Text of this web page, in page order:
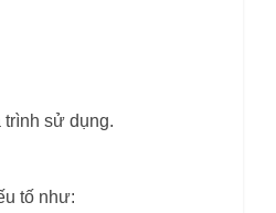
trình sử dụng.
tố như: